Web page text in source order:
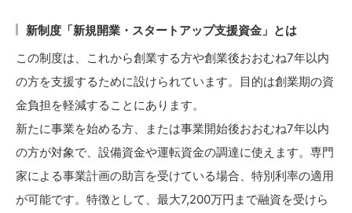
新制度「新規開業・スタートアップ支援資金」とは
この制度は、これから創業する方や創業後おおむね7年以内
の方を支援するために設けられています。目的は創業期の資
金負担を軽減することにあります。
新たに事業を始める方、または事業開始後おおむね7年以内
の方が対象で、設備資金や運転資金の調達に使えます。専門
家による事業計画の助言を受けている場合、特別利率の適用
が可能です。特徴として、最大7,200万円まで融資を受けら